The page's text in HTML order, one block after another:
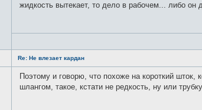
жидкость вытекает, то дело в рабочем... либо
Re: Не влезает кардан
Поэтому и говорю, что похоже на короткий
шлангом, такое, кстати не редкость, ну или